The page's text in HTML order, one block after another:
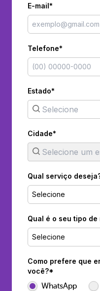
E-mail*
Telefone*
Estado*
Cidade*
Qual serviço
Selecione
Qual é o seu tipo
Selecione
Como prefere que
você?*
WhatsApp